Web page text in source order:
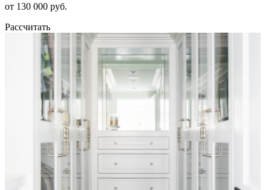
от 130 000 руб.
Рассчитать